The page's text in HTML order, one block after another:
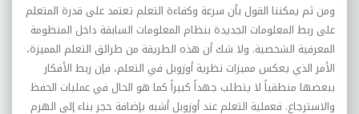
ومن ثم يمكننا القول بأن سرعة وكفاءة التعلم تعتمد على قدرة المتعلم
على ربط المعلومات الجديدة بنظام المعلومات السابقة داخل المنظومة
المعرفية الشخصية. ولا شك أن هذه الطريقة من طرائق التعلم المميزة،
الأمر الذي يعكس مميزات نظرية أوزوبل في التعلم، فإن ربط الأفكار
ببعضها منطقياً لا يتطلب جهداً كبيراً كما هو الحال في عمليات الحفظ
والاسترجاع. فعملية التعلم عند أوزوبل أشبه بإضافة حجر بناء إلى الهرم